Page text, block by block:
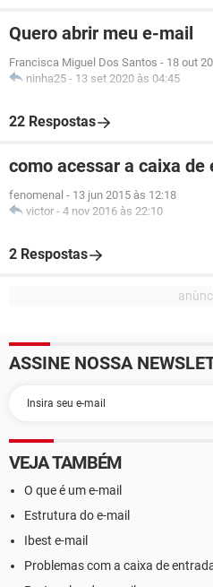
Quero abrir meu e-mail
Francisca Miguel Dos Santos - 18 out
ninha25 - 13 set 2020 às 04:45
22 Respostas
como acessar a caixa
fenomenal - 13 jun 2015 às 12:18
victor - 4 nov 2016 às 22:10
2 Respostas
ASSINE NOSSA
VEJA TAMBÉM
O que é um e-mail
Estrutura do e-mail
Ibest e-mail
Problemas com a caixa de